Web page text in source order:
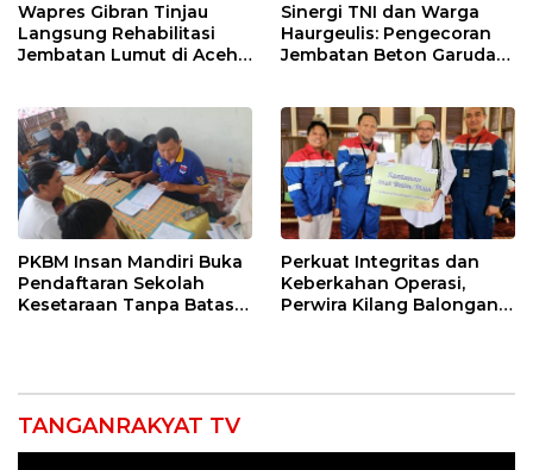
Wapres Gibran Tinjau
Langsung Rehabilitasi
Jembatan Lumut di Aceh
Sinergi TNI dan Warga
Haurgeulis: Pengecoran
Jembatan Beton Garuda
PKBM Insan Mandiri Buka
Pendaftaran Sekolah
Kesetaraan Tanpa Batas
Perkuat Integritas dan
Keberkahan Operasi,
Perwira Kilang Balongan
TANGANRAKYAT TV